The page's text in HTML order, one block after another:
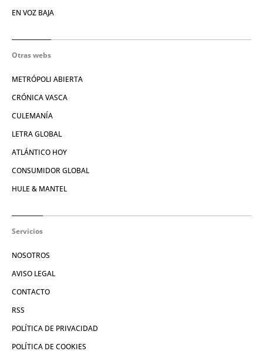
EN VOZ BAJA
Otras webs
METRÓPOLI ABIERTA
CRÓNICA VASCA
CULEMANÍA
LETRA GLOBAL
ATLÁNTICO HOY
CONSUMIDOR GLOBAL
HULE & MANTEL
Servicios
NOSOTROS
AVISO LEGAL
CONTACTO
RSS
POLÍTICA DE PRIVACIDAD
POLÍTICA DE COOKIES